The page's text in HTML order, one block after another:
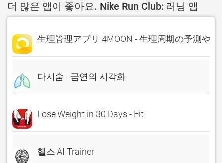
더 많은 앱이 좋아요. Nike Run Club: 러닝 앱
生理管理アプリ 4MOON - 生理周期の予測や
다시숨 - 금연의 시각화
Lose Weight in 30 Days - Fit
헬스 AI Trainer